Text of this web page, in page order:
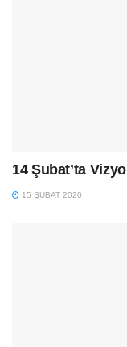
14 Şubat’ta
15 ŞUBAT 2020